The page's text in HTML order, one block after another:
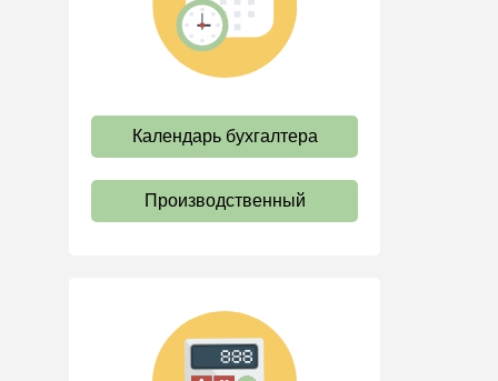
труда
Отпуск и время отдыха
Ответственность и
взыскания
Пенсии
должностные инструкции
Трудовые книжки
Календарь бухгалтера
Производственный